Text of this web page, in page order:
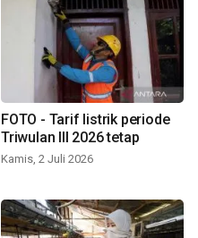
FOTO - Tarif listrik periode
Triwulan III 2026 tetap
Kamis, 2 Juli 2026